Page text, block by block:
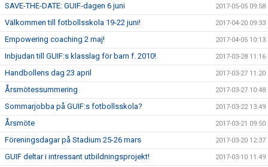
SAVE-THE-DATE: GUIF-dagen 6 juni 2017-05-05 09:58
Välkommen till fotbollsskola 19-22 juni! 2017-04-20 09:33
Empowering coaching 2 maj! 2017-04-05 10:13
Inbjudan till GUIF:s klasslag för barn f. 2010! 2017-03-28 11:16
Handbollens dag 23 april 2017-03-27 11:20
Årsmötessummering 2017-03-27 10:48
Sommarjobba på GUIF:s fotbollsskola? 2017-03-22 13:49
Årsmöte 2017-03-21 09:50
Föreningsdagar på Stadium 25-26 mars 2017-03-20 12:37
GUIF deltar i intressant utbildningsprojekt! 2017-03-10 11:49